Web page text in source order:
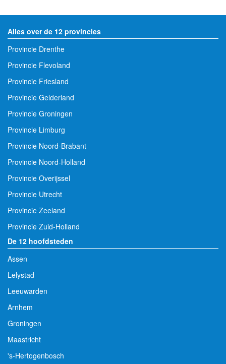
Alles over de 12 provincies
Provincie Drenthe
Provincie Flevoland
Provincie Friesland
Provincie Gelderland
Provincie Groningen
Provincie Limburg
Provincie Noord-Brabant
Provincie Noord-Holland
Provincie Overijssel
Provincie Utrecht
Provincie Zeeland
Provincie Zuid-Holland
De 12 hoofdsteden
Assen
Lelystad
Leeuwarden
Arnhem
Groningen
Maastricht
's-Hertogenbosch